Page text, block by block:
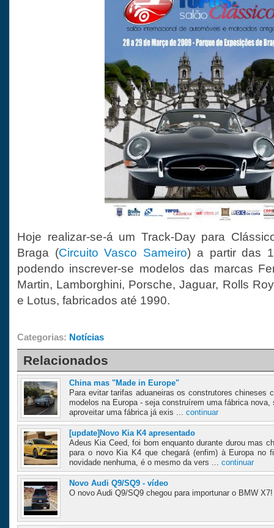
Hoje realizar-se-á um Track-Day para
Braga (Circuito Vasco Sameiro) a partir das
podendo inscrever-se modelos das marcas
Martin, Lamborghini, Porsche, Jaguar, Rolls
e Lotus, fabricados até 1990.
Categorias: Notícias
Relacionados
China mas "Made in Europe"
Para evitar tarifas aduaneiras os construtores chineses
modelos na Europa - seja construírem uma fábrica nova,
aproveitar uma fábrica já exis ... continuar
[update]Novo Kia K4 apresentado
Adeus Kia Ceed, foi bom enquanto durante durou mas
para o novo Kia K4 que chegará (enfim) à Europa no
novidade nenhuma, é o mesmo da vers ... continuar
Novo Audi Q9/SQ9 - vídeo
O novo Audi Q9/SQ9 chegou para importunar o BMW